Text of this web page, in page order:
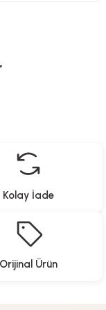
Kolay İade
Orijinal Ürün